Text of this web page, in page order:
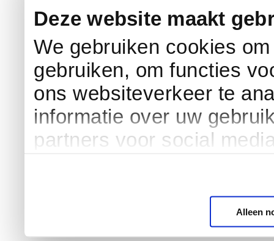
Deze website maakt
We gebruiken cookies
gebruiken, om functies
ons websiteverkeer te
informatie over uw
partners voor social
Alleen